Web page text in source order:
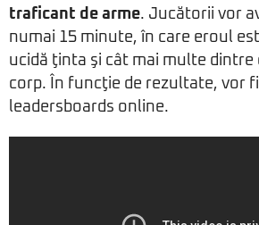
traficant de arme. Jucătorii vor
numai 15 minute, în care eroul
ucidă ţinta şi cât mai multe dintre
corp. În funcţie de rezultate, vor
leadersboards online.